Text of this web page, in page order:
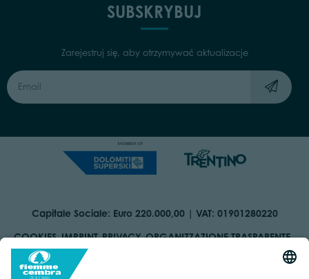
SUBSKRYBUJ
Zarejestruj się, aby otrzymywać aktualizacje
Capitale Sociale: Euro 220.000,00 | VAT: 01901280220
COOKIES IMPRINT PRIVACY ORGANIZZAZIONE TRASPARENTE